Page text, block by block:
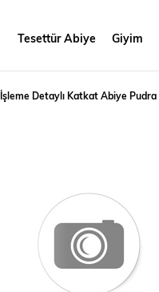
Tesettür Abiye Giyim
İşleme Detaylı Katkat Abiye Pudra